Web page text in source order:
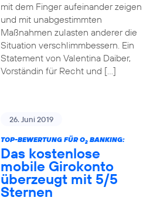
mit dem Finger aufeinander zeigen
und mit unabgestimmten
Maßnahmen zulasten anderer die
Situation verschlimmbessern. Ein
Statement von Valentina Daiber,
Vorständin für Recht und […]
26. Juni 2019
TOP-BEWERTUNG FÜR O2BANKING:
Das kostenlose
mobile Girokonto
überzeugt mit 5/5
Sternen